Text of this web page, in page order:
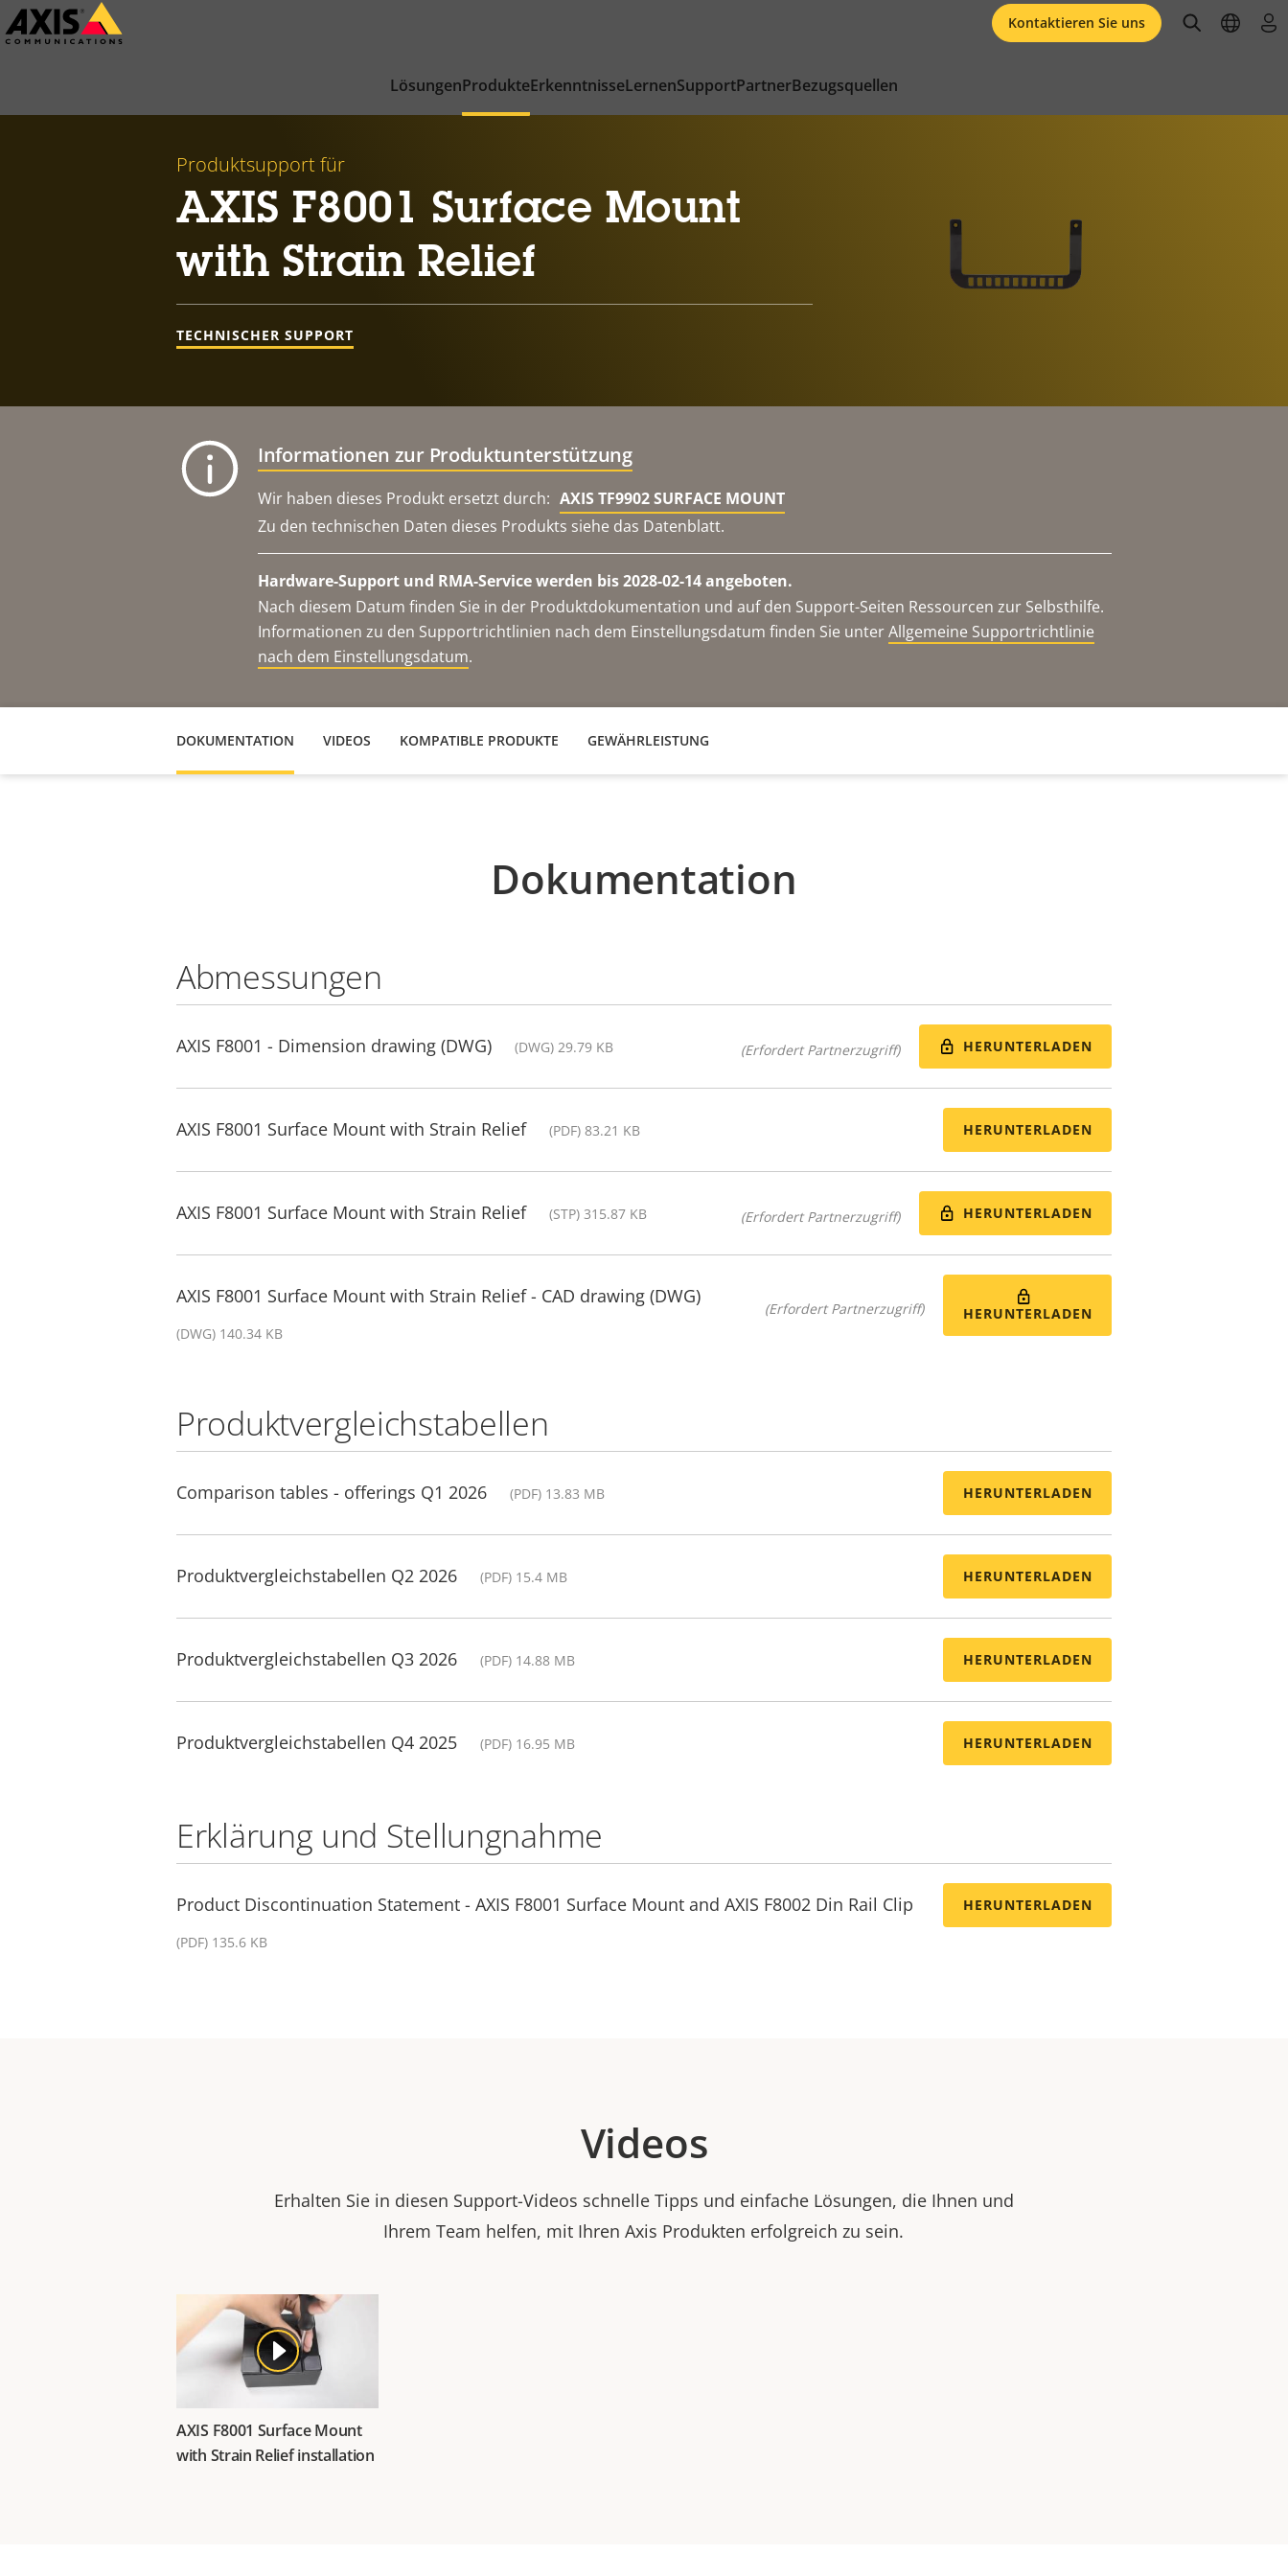
Zum
Hauptinhalt
LösungenProdukteErkenntnisseLernenSupportPartnerBezugsquellen
Kontaktieren Sie uns openopen
Produktsupport für
AXIS F8001 Surface Mount
with Strain Relief
TECHNISCHER SUPPORT
Informationen zur Produktunterstützung
Wir haben dieses Produkt ersetzt durch: AXIS TF9902 SURFACE MOUNT
Zu den technischen Daten dieses Produkts siehe das Datenblatt.
Hardware-Support und RMA-Service werden bis 2028-02-14 angeboten.
Nach diesem Datum finden Sie in der Produktdokumentation und auf den Support-Seiten Ressourcen zur Selbsthilfe.
Informationen zu den Supportrichtlinien nach dem Einstellungsdatum finden Sie unterAllgemeine Supportrichtlinie
nach dem Einstellungsdatum.
DOKUMENTATION VIDEOS KOMPATIBLE PRODUKTE GEWÄHRLEISTUNG
Dokumentation
Abmessungen
AXIS F8001 - Dimension drawing (DWG) (DWG) 29.79 KB (Erfordert Partnerzugriff) HERUNTERLADEN
AXIS F8001 Surface Mount with Strain Relief (PDF) 83.21 KB HERUNTERLADEN
AXIS F8001 Surface Mount with Strain Relief (STP) 315.87 KB (Erfordert Partnerzugriff) HERUNTERLADEN
AXIS F8001 Surface Mount with Strain Relief - CAD drawing (DWG)
(DWG) 140.34 KB
(Erfordert Partnerzugriff) HERUNTERLADEN
Produktvergleichstabellen
Comparison tables - offerings Q1 2026 (PDF) 13.83 MB HERUNTERLADEN
Produktvergleichstabellen Q2 2026 (PDF) 15.4 MB HERUNTERLADEN
Produktvergleichstabellen Q3 2026 (PDF) 14.88 MB HERUNTERLADEN
Produktvergleichstabellen Q4 2025 (PDF) 16.95 MB HERUNTERLADEN
Erklärung und Stellungnahme
Product Discontinuation Statement - AXIS F8001 Surface Mount and AXIS F8002 Din Rail Clip
(PDF) 135.6 KB
HERUNTERLADEN
Videos
Erhalten Sie in diesen Support-Videos schnelle Tipps und einfache Lösungen, die Ihnen und
Ihrem Team helfen, mit Ihren Axis Produkten erfolgreich zu sein.
AXIS F8001 Surface Mount
with Strain Relief installation